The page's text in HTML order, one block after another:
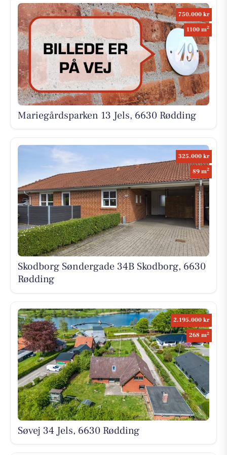
750.000 kr
1100 m2
Mariegårdsparken 13 Jels, 6630 Rødding
325.000 kr
89 m2
Skodborg Søndergade 34B Skodborg, 6630
Rødding
2.195.000 kr
268 m2
Søvej 34 Jels, 6630 Rødding